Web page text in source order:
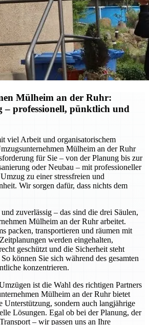
Mülheim an der Ruhr:
– professionell, pünktlich und
viel Arbeit und organisatorischem
Mülheim an der Ruhr
für Sie – von der Planung bis zur
oder Neubau – mit professioneller
zu einer stressfreien und
Wir sorgen dafür, dass nichts dem
zuverlässig – das sind die drei Säulen,
Mülheim an der Ruhr arbeitet.
packen, transportieren und räumen mit
werden eingehalten,
geschützt und die Sicherheit steht
können Sie sich während des gesamten
konzentrieren.
ist die Wahl des richtigen Partners
Mülheim an der Ruhr bietet
Unterstützung, sondern auch langjährige
Lösungen. Egal ob bei der Planung, der
– wir passen uns an Ihre